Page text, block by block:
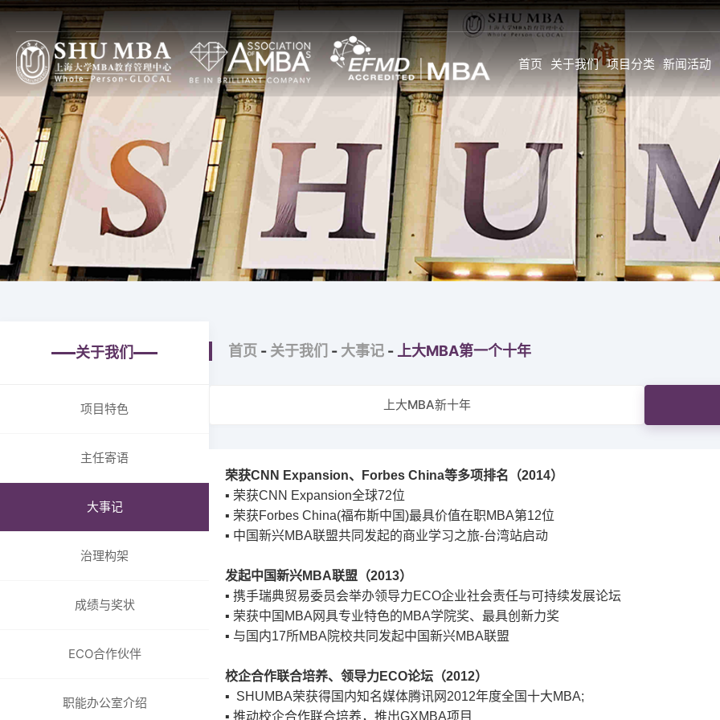
首页 关于我们 项目分类 新闻活动
项目特色
上大MBA一览
上大MBA模式
SHUMBA教与学
主任寄语
大事记
治理构架
卓越教学奖项
ECO合作伙伴
上大MBA校企合作
全球合作组织与商业
招生与品牌办
上大MBA项目设计
全球本土（GL）项目
全日制
非全日制
全球中国（GC）项目
全日制
SHU MBA-X在线教育
招生简章
焦点新闻
通知公告
论坛活动
图片新闻
SHU MBA 师资情况一
览
GL师资
校内全职师资
特约前沿师资
特约前沿师资
学生故事与感言
学生全面发展旅程
学生背景
个人发展
职业发展
关于我们
项目特色
主任寄语
大事记
治理构架
成绩与奖状
ECO合作伙伴
职能办公室介绍
首页 - 关于我们 - 大事记 - 上大MBA第一个十年
上大MBA新十年
荣获CNN Expansion、 Forbes China等多项排名（2014）
▪ 荣获CNN Expansion全球72位
▪ 荣获Forbes China(福布斯中国)最具价值在职MBA第12位
▪ 中国新兴MBA联盟共同发起的商业学习之旅-台湾站启动
发起中国新兴MBA联盟（2013）
▪ 携手瑞典贸易委员会举办领导力ECO企业社会责任与可持续发展论坛
▪ 荣获中国 MBA 网具专业特色的MBA学院奖、最具创新力奖
▪ 与国内17所MBA 院校共同发起中国新兴MBA联盟
校企合作联合培养、领导力ECO论坛（2012）
▪ SHUMBA荣获得国内知名媒体腾讯网 2012年度全国十大MBA;
▪ 推动校企合作联合培养，推出GXMBA项目